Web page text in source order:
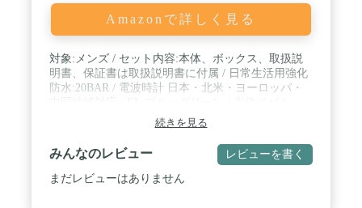
Amazonで詳しく見る
対象:メンズ / セット内容:本体、ボックス、取扱説
明書、保証書は取扱説明書に付属 / 日常生活用強化
防水:20BAR / 電波時計 日本・北米・ヨーロッパ・
続きを見る
みんなのレビュー レビューを書く
まだレビューはありません